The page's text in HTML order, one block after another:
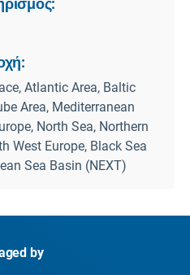
Atlantic Area, Baltic
Area, Mediterranean
North Sea, Northern
West Europe, Black Sea
Sea Basin (NEXT)
by